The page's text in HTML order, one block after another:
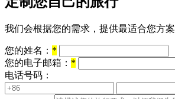
我们会根据您的需求，提供最适合您方案
您的姓名： *
您的电子邮箱： *
电话号码：